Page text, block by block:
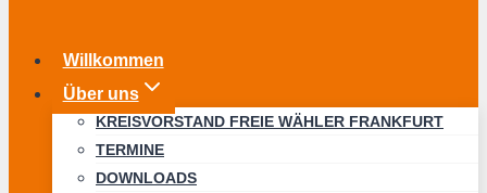
Willkommen
Über uns
KREISVORSTAND FREIE WÄHLER FRANKFURT
TERMINE
DOWNLOADS